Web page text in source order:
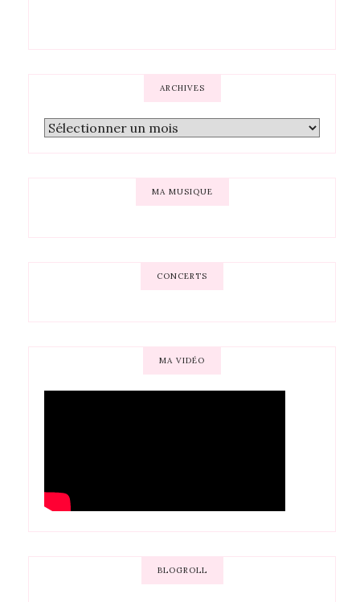
ARCHIVES
MA MUSIQUE
CONCERTS
MA VIDÉO
BLOGROLL